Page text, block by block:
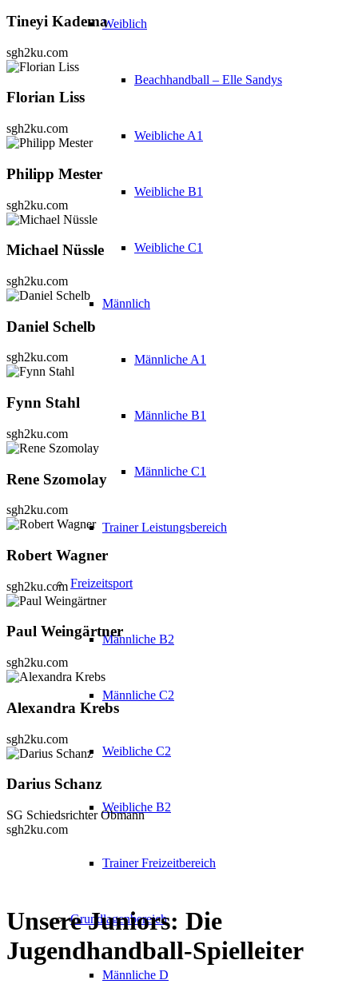
Weiblich
Beachhandball – Elle Sandys
Weibliche A1
Weibliche B1
Weibliche C1
Männlich
Männliche A1
Männliche B1
Männliche C1
Trainer Leistungsbereich
Freizeitsport
Männliche B2
Männliche C2
Weibliche C2
Weibliche B2
Trainer Freizeitbereich
Grundlagenbereich
Männliche D
Tineyi Kadema
sgh2ku.com
Florian Liss
sgh2ku.com
Philipp Mester
sgh2ku.com
Michael Nüssle
sgh2ku.com
Daniel Schelb
sgh2ku.com
Fynn Stahl
sgh2ku.com
Rene Szomolay
sgh2ku.com
Robert Wagner
sgh2ku.com
Paul Weingärtner
sgh2ku.com
Alexandra Krebs
sgh2ku.com
Darius Schanz
SG Schiedsrichter Obmann
sgh2ku.com
Unsere Juniors: Die
Jugendhandball-Spielleiter